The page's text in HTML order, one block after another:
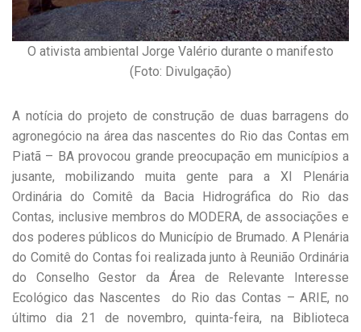
O ativista ambiental Jorge Valério durante o manifesto
(Foto: Divulgação)
A notícia do projeto de construção de duas barragens do
agronegócio na área das nascentes do Rio das Contas em
Piatã – BA provocou grande preocupação em municípios a
jusante, mobilizando muita gente para a XI Plenária
Ordinária do Comitê da Bacia Hidrográfica do Rio das
Contas, inclusive membros do MODERA, de associações e
dos poderes públicos do Município de Brumado. A Plenária
do Comitê do Contas foi realizada junto à Reunião Ordinária
do Conselho Gestor da Área de Relevante Interesse
Ecológico das Nascentes do Rio das Contas – ARIE, no
último dia 21 de novembro, quinta-feira, na Biblioteca